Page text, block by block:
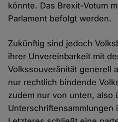
könnte. Das Brexit-Votum
Parlament befolgt werden.
Zukünftig sind jedoch
ihrer Unvereinbarkeit mit
Volkssouveränität generell
nur rechtlich bindende
zudem nur von unten, also
Unterschriftensammlungen